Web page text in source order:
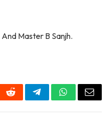
Master B Sanjh.
RedditTelegramWhatsApp
Email